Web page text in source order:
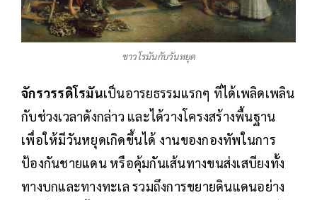
ชาวโรมันกับวันหยุด
จักรวรรดิโรมันเป็นอารยธรรมแรกๆ ที่ได้เพลิดเพลิน
กับช่วงเวลาดังกล่าว และได้วางโครงสร้างพื้นฐาน
เพื่อให้มีวันหยุดเกิดขึ้นได้ งานของกองทัพในการ
ป้องกันชายแดน หรือคุ้มกันเส้นทางขนส่งเสบียงทั้ง
ทางบกและทางทะเล รวมถึงการขยายดินแดนอย่าง